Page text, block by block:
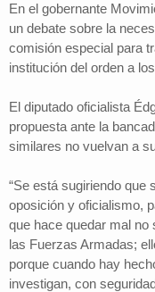
En el gobernante
un debate sobre la
comisión especial para
institución del orden a
El diputado oficialista
propuesta ante la
similares no vuelvan a
“Se está sugiriendo que
oposición y oficialismo,
que hace quedar mal no
las Fuerzas Armadas;
porque cuando hay
investigan, con